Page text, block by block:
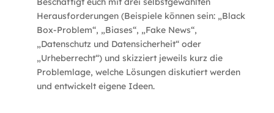
Herausforderungen (Beispiele können sein: „Black
Box-Problem“, „Biases“, „Fake News“,
„Datenschutz und Datensicherheit“ oder
„Urheberrecht“) und skizziert jeweils kurz die
Problemlage, welche Lösungen diskutiert werden
und entwickelt eigene Ideen.